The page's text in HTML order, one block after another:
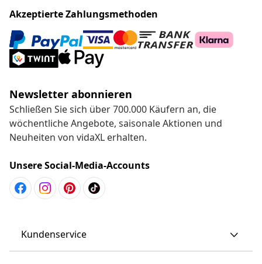
Akzeptierte Zahlungsmethoden
Newsletter abonnieren
Schließen Sie sich über 700.000 Käufern an, die
wöchentliche Angebote, saisonale Aktionen und
Neuheiten von vidaXL erhalten.
Unsere Social-Media-Accounts
Kundenservice